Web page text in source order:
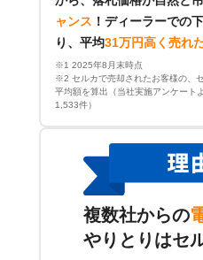
ャンス ！ ディーラーでの
り、平均31万円高く売れ
※1 2025年8月末時点
※2 セルカで売却されたお客様の、
平均額を算出（当社実施アンケー
1,533件）
複数社からの
やりとりはセ